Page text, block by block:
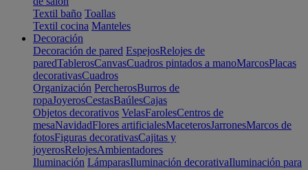
Textil baño Toallas
Textil cocina Manteles
Decoración
Decoración de pared EspejosRelojes de
paredTablerosCanvasCuadros pintados a manoMarcosPlacas
decorativasCuadros
Organización PercherosBurros de
ropaJoyerosCestasBaúlesCajas
Objetos decorativos VelasFarolesCentros de
mesaNavidadFlores artificialesMaceterosJarronesMarcos de
fotosFiguras decorativasCajitas y
joyerosRelojesAmbientadores
Iluminación LámparasIluminación decorativaIluminación para